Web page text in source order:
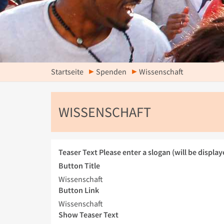
Startseite Spenden Wissenschaft
WISSENSCHAFT
Teaser Text Please enter a slogan (will be
Button Title
Wissenschaft
Button Link
Wissenschaft
Show Teaser Text